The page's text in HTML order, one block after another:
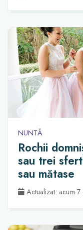
NUNTĂ
Rochii
sau trei
sau mătase
Actualizat: acum 7